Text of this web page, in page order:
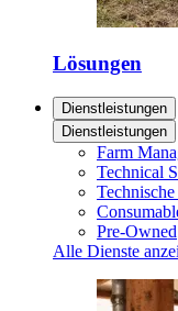
Lösungen
Dienstleistungen
Dienstleistungen
Farm
Technical
Pre-Owned
Alle Dienste